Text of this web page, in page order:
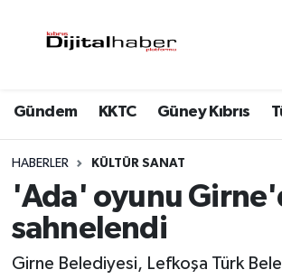
Gündem KKTC Güney Kıbrıs
HABERLER KÜLTÜR SANAT
'Ada' oyunu
sahnelendi
Girne Belediyesi, Lefkoşa Türk
Trafik Durumu
Süper Lig Puan Durumu ve Fikstür
Tüm Manşetler